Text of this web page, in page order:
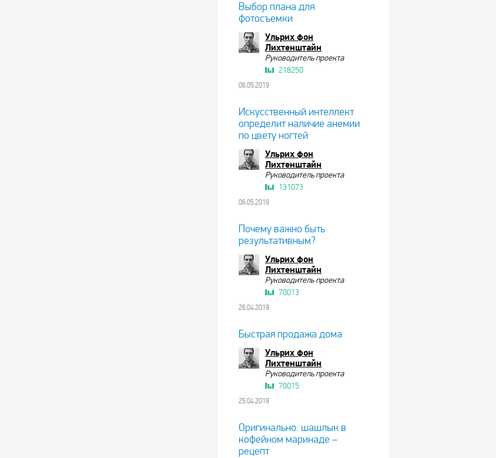
Выбор плана для
фотосъемки
Ульрих фон
Лихтенштайн
Руководитель проекта
218250
06.05.2019
Искусственный интеллект
определит наличие анемии
по цвету ногтей
Ульрих фон
Лихтенштайн
Руководитель проекта
131073
06.05.2019
Почему важно быть
результативным?
Ульрих фон
Лихтенштайн
Руководитель проекта
70013
26.04.2019
Быстрая продажа дома
Ульрих фон
Лихтенштайн
Руководитель проекта
70015
25.04.2019
Оригинально: шашлык в
кофейном маринаде –
рецепт